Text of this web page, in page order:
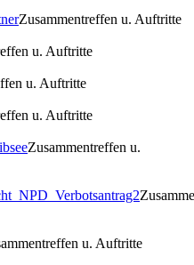
Zusammentreffen u. Auftritte
u. Auftritte
u. Auftritte
u. Auftritte
Zusammentreffen u.
u. Auftritte